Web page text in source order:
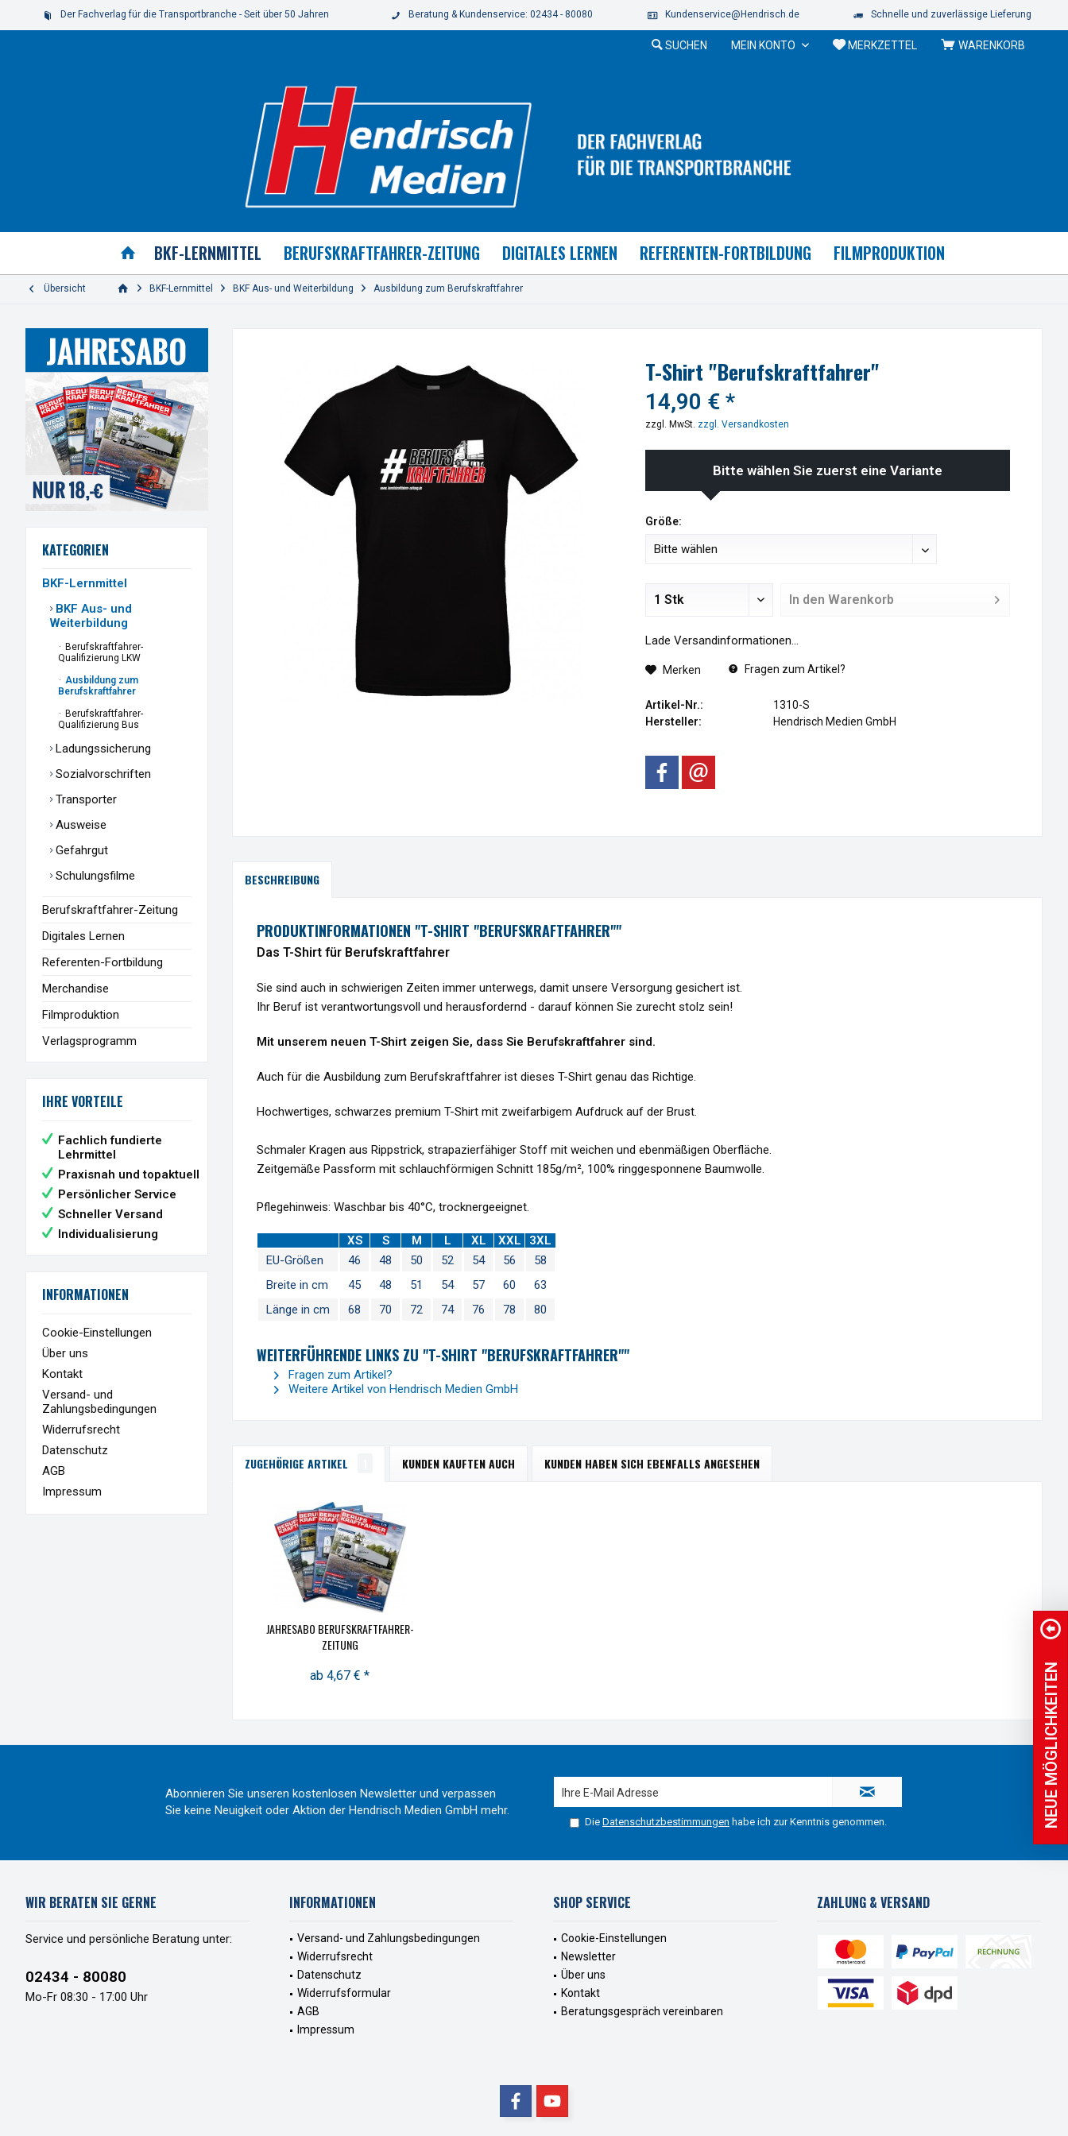
Der Fachverlag für die Transportbranche - Seit über 50 Jahren Beratung & Kundenservice: 02434 - 80080 Kundenservice@Hendrisch.de Schnelle und zuverlässige Lieferung
WARENKORB
MERKZETTEL
MEIN KONTO
SUCHEN
BKF-LERNMITTEL BERUFSKRAFTFAHRER-ZEITUNG DIGITALES LERNEN REFERENTEN-FORTBILDUNG FILMPRODUKTION
Übersicht BKF-Lernmittel BKF Aus- und Weiterbildung Ausbildung zum Berufskraftfahrer
KATEGORIEN
BKF-Lernmittel
BKF Aus- und
Weiterbildung
Berufskraftfahrer-
Qualifizierung LKW
Ausbildung zum
Berufskraftfahrer
Berufskraftfahrer-
Qualifizierung Bus
Ladungssicherung
Sozialvorschriften
Transporter
Ausweise
Gefahrgut
Schulungsfilme
Berufskraftfahrer-Zeitung
Digitales Lernen
Referenten-Fortbildung
Merchandise
Filmproduktion
Verlagsprogramm
IHRE VORTEILE
Fachlich fundierte
Lehrmittel
Praxisnah und topaktuell
Persönlicher Service
Schneller Versand
Individualisierung
INFORMATIONEN
Cookie-Einstellungen
Über uns
Kontakt
Versand- und
Zahlungsbedingungen
Widerrufsrecht
Datenschutz
AGB
Impressum
T-Shirt "Berufskraftfahrer"
14,90 € *
zzgl. MwSt. zzgl. Versandkosten
Bitte wählen Sie zuerst eine Variante
Größe:
In den Warenkorb
Lade Versandinformationen...
Merken Fragen zum Artikel?
Artikel-Nr.:
1310-S
Hersteller:
Hendrisch Medien GmbH
BESCHREIBUNG
PRODUKTINFORMATIONEN "T-SHIRT "BERUFSKRAFTFAHRER""
Das T-Shirt für Berufskraftfahrer
Sie sind auch in schwierigen Zeiten immer unterwegs, damit unsere Versorgung gesichert ist.
Ihr Beruf ist verantwortungsvoll und herausfordernd - darauf können Sie zurecht stolz sein!
Mit unserem neuen T-Shirt zeigen Sie, dass Sie Berufskraftfahrer sind.
Auch für die Ausbildung zum Berufskraftfahrer ist dieses T-Shirt genau das Richtige.
Hochwertiges, schwarzes premium T-Shirt mit zweifarbigem Aufdruck auf der Brust.
Schmaler Kragen aus Rippstrick, strapazierfähiger Stoff mit weichen und ebenmäßigen Oberfläche.
Zeitgemäße Passform mit schlauchförmigen Schnitt 185g/m², 100% ringgesponnene Baumwolle.
Pflegehinweis: Waschbar bis 40°C, trocknergeeignet.
XS S M L XL XXL
3XL
EU-Größen
46 48 50 52 54 56
58
Breite in cm
45 48 51 54 57 60
63
Länge in cm
68 70 72 74 76 78 80
WEITERFÜHRENDE LINKS ZU "T-SHIRT "BERUFSKRAFTFAHRER""
Fragen zum Artikel?
Weitere Artikel von Hendrisch Medien GmbH
ZUGEHÖRIGE ARTIKEL KUNDEN KAUFTEN AUCH KUNDEN HABEN SICH EBENFALLS ANGESEHEN
JAHRESABO BERUFSKRAFTFAHRER-
ZEITUNG
ab 4,67 € *
Abonnieren Sie unseren kostenlosen Newsletter und verpassen
Sie keine Neuigkeit oder Aktion der Hendrisch Medien GmbH mehr.
Die Datenschutzbestimmungen habe ich zur Kenntnis genommen.
WIR BERATEN SIE GERNE
Service und persönliche Beratung unter:
02434 - 80080
Mo-Fr 08:30 - 17:00 Uhr
INFORMATIONEN
Versand- und Zahlungsbedingungen
Widerrufsrecht
Datenschutz
Widerrufsformular
AGB
Impressum
SHOP SERVICE
Cookie-Einstellungen
Newsletter
Über uns
Kontakt
Beratungsgespräch vereinbaren
ZAHLUNG & VERSAND
NEUE MÖGLICHKEITEN